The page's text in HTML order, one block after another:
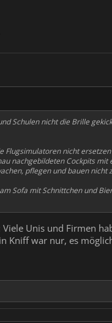
Schulen nicht die Brille
Flugsimulatoren nicht
nachgebildeten Cockpits
pflegen und bauen
Sofa mit Schnittchen und
Unis und Firmen
Kniff war nur, es